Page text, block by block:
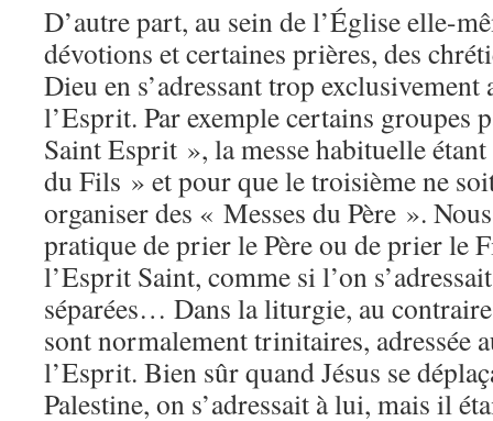
D’autre part, au sein de l’Église elle-
dévotions et certaines prières, des
Dieu en s’adressant trop exclusivement
l’Esprit. Par exemple certains groupes
Saint Esprit », la messe habituelle
du Fils » et pour que le troisième ne
organiser des « Messes du Père ».
pratique de prier le Père ou de prier le
l’Esprit Saint, comme si l’on
séparées… Dans la liturgie, au
sont normalement trinitaires, adressée
l’Esprit. Bien sûr quand Jésus se
Palestine, on s’adressait à lui, mais il